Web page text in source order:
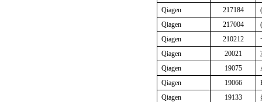
Qiagen
217184
(
Qiagen
217004
(
Qiagen
210212
Qiagen
20021
Qiagen
19075
Qiagen
19066
Qiagen
19133